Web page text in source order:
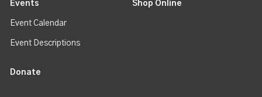
Events
Event Calendar
Event Descriptions
Shop Online
Donate